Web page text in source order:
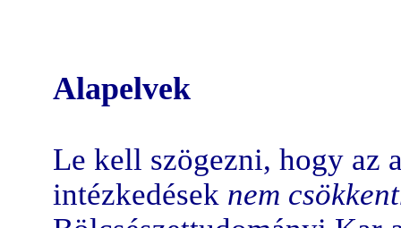
Alapelvek
Le kell szögezni, hogy az
intézkedések nem